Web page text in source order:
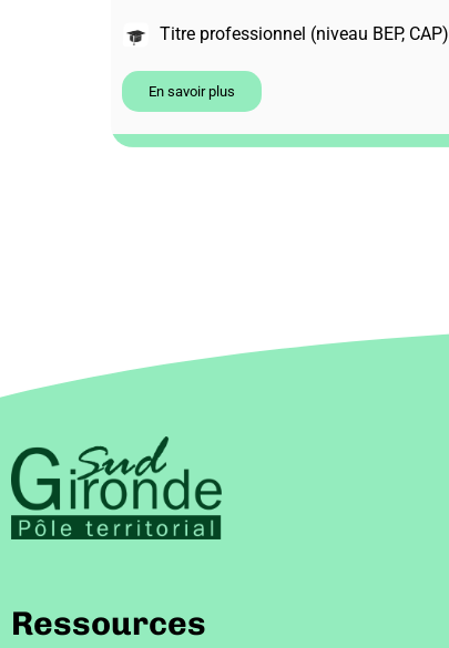
Titre professionnel (niveau BEP, CAP)
En savoir plus
Ressources